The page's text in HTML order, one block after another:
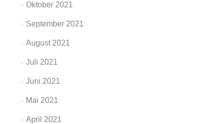
Oktober 2021
September 2021
August 2021
Juli 2021
Juni 2021
Mai 2021
April 2021